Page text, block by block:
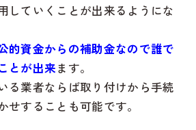
していくことが出来るようにな
的資金からの補助金なので誰で
とが出来ます。
る業者ならば取り付けから手続
せすることも可能です。